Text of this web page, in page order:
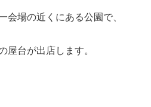
会場の近くにある公園で、
屋台が出店します。